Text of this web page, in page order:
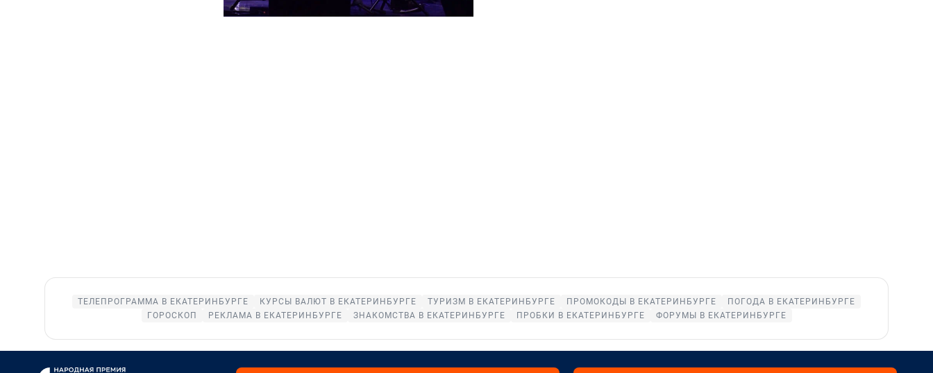
ТЕЛЕПРОГРАММА В ЕКАТЕРИНБУРГЕ КУРСЫ ВАЛЮТ В ЕКАТЕРИНБУРГЕ ТУРИЗМ В ЕКАТЕРИНБУРГЕ ПРОМОКОДЫ В ЕКАТЕРИНБУРГЕ
ПОГОДА В ЕКАТЕРИНБУРГЕ
ГОРОСКОП
РЕКЛАМА В ЕКАТЕРИНБУРГЕ ЗНАКОМСТВА В ЕКАТЕРИНБУРГЕ ПРОБКИ В ЕКАТЕРИНБУРГЕ ФОРУМЫ В ЕКАТЕРИНБУРГЕ